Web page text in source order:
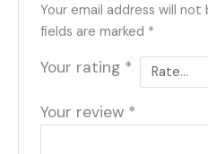
Your email address will not
fields are marked *
Your rating *
Your review *